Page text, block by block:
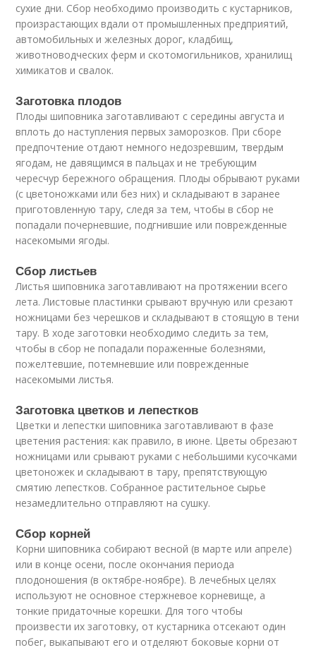
сухие дни. Сбор необходимо производить с кустарников,
произрастающих вдали от промышленных предприятий,
автомобильных и железных дорог, кладбищ,
животноводческих ферм и скотомогильников, хранилищ
химикатов и свалок.
Заготовка плодов
Плоды шиповника заготавливают с середины августа и
вплоть до наступления первых заморозков. При сборе
предпочтение отдают немного недозревшим, твердым
ягодам, не давящимся в пальцах и не требующим
чересчур бережного обращения. Плоды обрывают руками
(с цветоножками или без них) и складывают в заранее
приготовленную тару, следя за тем, чтобы в сбор не
попадали почерневшие, подгнившие или поврежденные
насекомыми ягоды.
Сбор листьев
Листья шиповника заготавливают на протяжении всего
лета. Листовые пластинки срывают вручную или срезают
ножницами без черешков и складывают в стоящую в тени
тару. В ходе заготовки необходимо следить за тем,
чтобы в сбор не попадали пораженные болезнями,
пожелтевшие, потемневшие или поврежденные
насекомыми листья.
Заготовка цветков и лепестков
Цветки и лепестки шиповника заготавливают в фазе
цветения растения: как правило, в июне. Цветы обрезают
ножницами или срывают руками с небольшими кусочками
цветоножек и складывают в тару, препятствующую
смятию лепестков. Собранное растительное сырье
незамедлительно отправляют на сушку.
Сбор корней
Корни шиповника собирают весной (в марте или апреле)
или в конце осени, после окончания периода
плодоношения (в октябре-ноябре). В лечебных целях
используют не основное стержневое корневище, а
тонкие придаточные корешки. Для того чтобы
произвести их заготовку, от кустарника отсекают один
побег, выкапывают его и отделяют боковые корни от